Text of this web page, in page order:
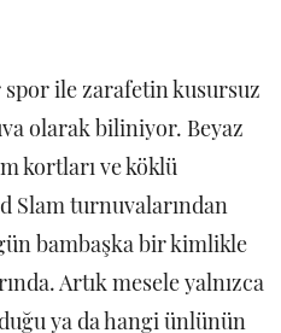
ile zarafetin kusursuz
olarak biliniyor. Beyaz
kortları ve köklü
Slam turnuvalarından
bambaşka bir kimlikle
Artık mesele yalnızca
ya da hangi ünlünün